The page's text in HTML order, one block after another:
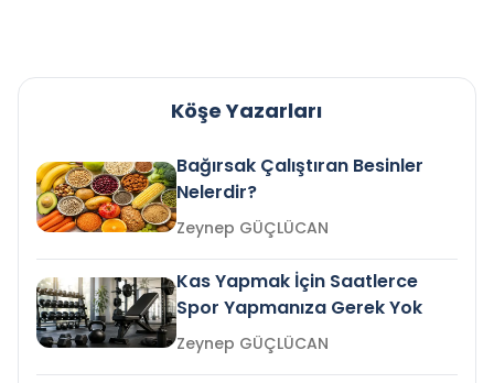
Köşe Yazarları
Bağırsak Çalıştıran Besinler
Nelerdir?
Zeynep GÜÇLÜCAN
Kas Yapmak İçin Saatlerce
Spor Yapmanıza Gerek Yok
Zeynep GÜÇLÜCAN